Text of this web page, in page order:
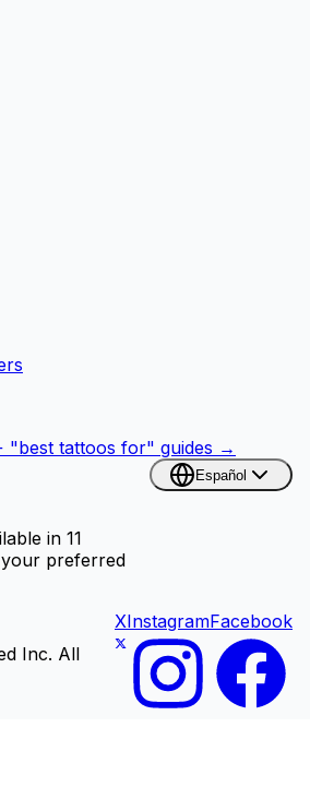
"best tattoos for" guides →
in 11
your preferred
Español
Inc. All
XInstagramFacebook